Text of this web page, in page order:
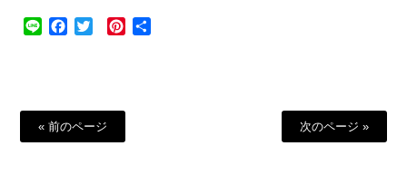
Line Facebook
Twitter Pinterest
« 前のページ 次のページ »